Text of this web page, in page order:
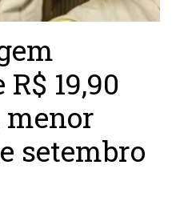
19,90
menor
setembro